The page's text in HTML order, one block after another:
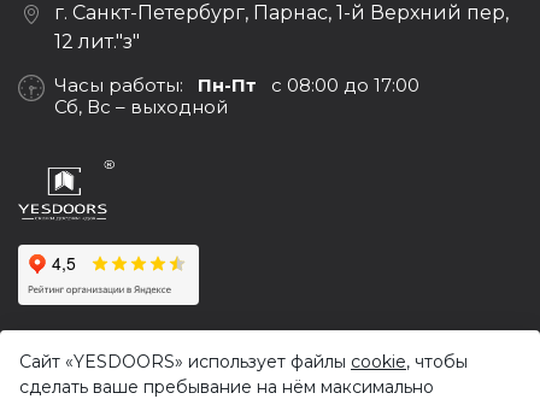
© 2017-2026,Yesdoors — оптовая продажа дверей и
фурнитуры
г. Санкт-Петербург, Парнас, 1-й Верхний пер,
12 лит."з"
Часы работы: Пн-Пт с 08:00 до 17:00
Сб, Вс – выходной
Сайт «YESDOORS» использует файлы cookie, чтобы
сделать ваше пребывание на нём максимально